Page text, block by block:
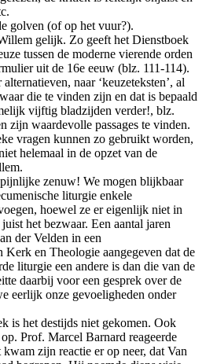
golven (of op het vuur?).
gelijk. Zo geeft het Dienstboek
tussen de moderne vierende orden
uit de 16e eeuw (blz. 111-114).
naar ‘keuzeteksten’, al
die te vinden zijn en dat is bepaald
vijftig bladzijden verder!, blz.
zijn waardevolle passages te vinden.
vragen kunnen zo gebruikt worden,
helemaal in de opzet van de
zenuw! We mogen blijkbaar
liturgie enkele
hoewel ze er eigenlijk niet in
het bezwaar. Een aantal jaren
der Velden in een
en Theologie aangegeven dat de
liturgie een andere is dan die van de
daarbij voor een gesprek over de
eerlijk onze gevoeligheden onder
is het destijds niet gekomen. Ook
Prof. Marcel Barnard reageerde
zijn reactie er op neer, dat Van